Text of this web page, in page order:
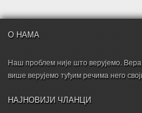
О НАМА
Наш проблем није што верујемо.
више верујемо туђим речима него
НАЈНОВИЈИ ЧЛАНЦИ